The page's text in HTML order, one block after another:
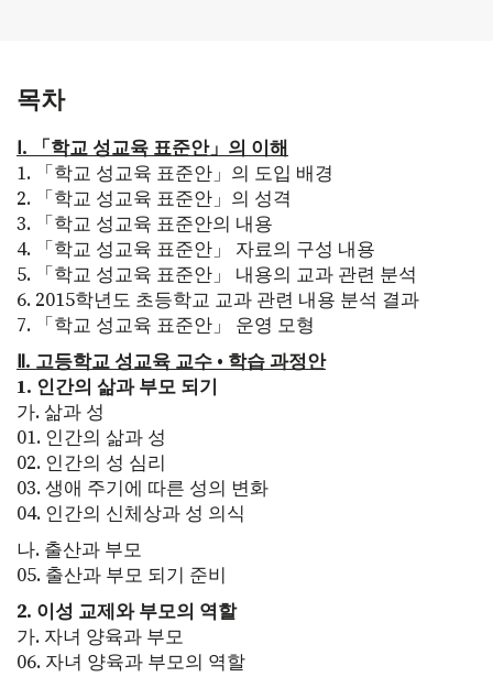
목차
Ⅰ. 「학교 성교육 표준안」의 이해
1. 「학교 성교육 표준안」의 도입 배경
2. 「학교 성교육 표준안」의 성격
3. 「학교 성교육 표준안의 내용
4. 「학교 성교육 표준안」 자료의 구성 내용
5. 「학교 성교육 표준안」 내용의 교과 관련 분석
6. 2015학년도 초등학교 교과 관련 내용 분석 결과
7. 「학교 성교육 표준안」 운영 모형
Ⅱ. 고등학교 성교육 교수 • 학습 과정안
1. 인간의 삶과 부모 되기
가. 삶과 성
01. 인간의 삶과 성
02. 인간의 성 심리
03. 생애 주기에 따른 성의 변화
04. 인간의 신체상과 성 의식
나. 출산과 부모
05. 출산과 부모 되기 준비
2. 이성 교제와 부모의 역할
가. 자녀 양육과 부모
06. 자녀 양육과 부모의 역할